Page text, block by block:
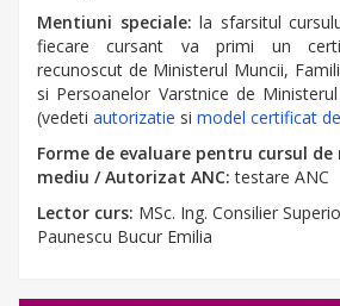
Mentiuni speciale:la sfarsitul
fiecare cursant va primi un
recunoscut de Ministerul Muncii,
si Persoanelor Varstnice de
(vedeti autorizatie si model certificat
Forme de evaluare pentru cursul de
mediu / Autorizat ANC:testare ANC
Lector curs: MSc. Ing. Consilier
Paunescu Bucur Emilia